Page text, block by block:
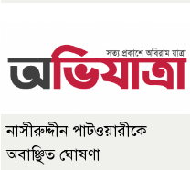
নাসীরুদ্দীন পাটওয়ারীকে
অবাঞ্ছিত ঘোষণা